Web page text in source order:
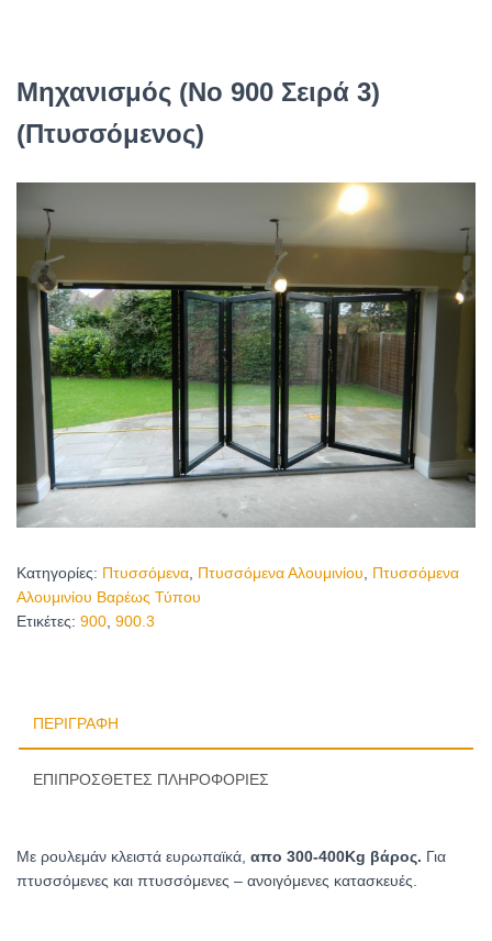
Μηχανισμός (No 900 Σειρά 3)
(Πτυσσόμενος)
Κατηγορίες: Πτυσσόμενα Πτυσσόμενα Αλουμινίου
Πτυσσόμενα
Αλουμινίου Βαρέως Τύπου
Ετικέτες: 900 900.3
ΠΕΡΙΓΡΑΦΉ
ΕΠΙΠΡΌΣΘΕΤΕΣ ΠΛΗΡΟΦΟΡΊΕΣ
Με ρουλεμάν κλειστά ευρωπαϊκά, απο 300-400Kg βάρος. Για
πτυσσόμενες και πτυσσόμενες – ανοιγόμενες κατασκευές.